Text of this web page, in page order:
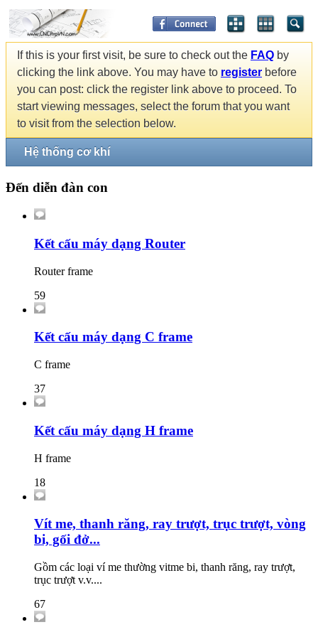
If this is your first visit, be sure to check out the FAQ by
clicking the link above. You may have to register before
you can post: click the register link above to proceed. To
start viewing messages, select the forum that you want
to visit from the selection below.
Hệ thống cơ khí
Đến diễn đàn con
Kết cấu máy dạng Router
Router frame
59
Kết cấu máy dạng C frame
C frame
37
Kết cấu máy dạng H frame
H frame
18
Vít me, thanh răng, ray trượt, trục trượt, vòng
bi, gối đở...
Gồm các loại ví me thường vitme bi, thanh răng, ray trượt,
trục trượt v.v....
67